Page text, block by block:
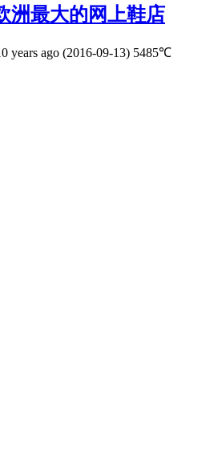
洲最大的网上鞋店
years ago (2016-09-13) 5485℃